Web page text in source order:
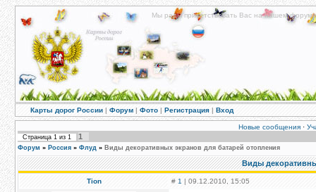
Мы рады приветствовать Вас на нашем
Карты дорог России | Форум | Фото | Регистрация | Вход
Новые сообщения·
Страница 1 из 1 1
Форум » Россия » Флуд » Виды декоративных экранов для батарей отопления
Виды
Tion # 1 | 09.12.2010, 15:05